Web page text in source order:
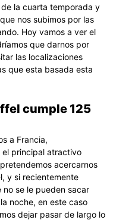
la cuarta temporada y
nos subimos por las
Hoy vamos a ver el
que darnos por
las localizaciones
que esta basada esta
cumple 125
a Francia,
principal atractivo
acercarnos
y si recientemente
no se le pueden sacar
noche, en este caso
dejar pasar de largo lo